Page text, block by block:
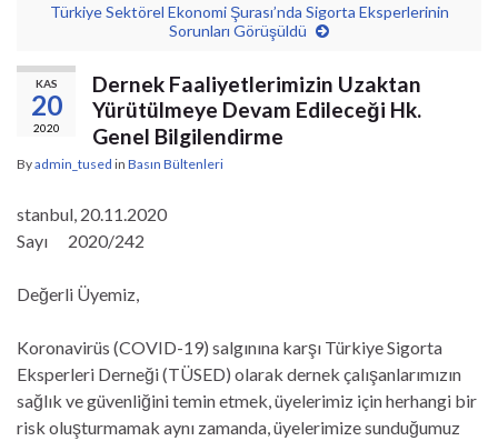
Türkiye Sektörel Ekonomi Şurası’nda Sigorta Eksperlerinin
Sorunları Görüşüldü
KAS
20
2020
Dernek Faaliyetlerimizin Uzaktan
Yürütülmeye Devam Edileceği Hk.
Genel Bilgilendirme
Byadmin_tused in Basın Bültenleri
stanbul, 20.11.2020
Sayı 2020/242
Değerli Üyemiz,
Koronavirüs (COVID-19) salgınına karşı Türkiye Sigorta
Eksperleri Derneği (TÜSED) olarak dernek çalışanlarımızın
sağlık ve güvenliğini temin etmek, üyelerimiz için herhangi bir
risk oluşturmamak aynı zamanda, üyelerimize sunduğumuz